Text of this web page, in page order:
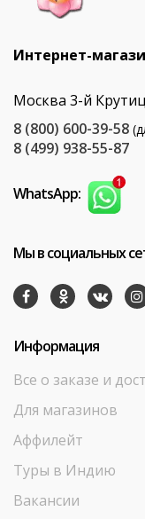
Интернет-
Москва 3-й
8 (800) 600-39-58
8 (499) 938-55-87
WhatsApp:
Мы в социальных
Информация
Все о заказе и
Для магазинов
Аффилейт
Туры в Индию
Вакансии